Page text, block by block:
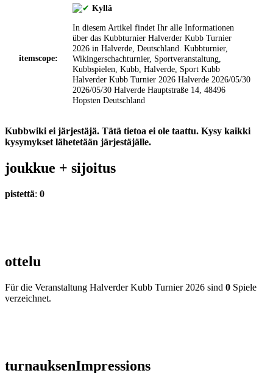
itemscope:
Kyllä
In diesem Artikel findet Ihr alle Informationen
über das Kubbturnier Halverder Kubb Turnier
2026 in Halverde, Deutschland. Kubbturnier,
Wikingerschachturnier, Sportveranstaltung,
Kubbspielen, Kubb, Halverde, Sport Kubb
Halverder Kubb Turnier 2026 Halverde 2026/05/30
2026/05/30 Halverde Hauptstraße 14, 48496
Hopsten Deutschland
Kubbwiki ei järjestäjä. Tätä tietoa ei ole taattu. Kysy kaikki
kysymykset lähetetään järjestäjälle.
joukkue + sijoitus
pistettä: 0
ottelu
Für die Veranstaltung Halverder Kubb Turnier 2026 sind 0 Spiele
verzeichnet.
turnauksenImpressions